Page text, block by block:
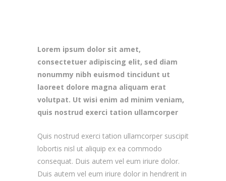
Lorem ipsum dolor sit amet,
consectetuer adipiscing elit, sed diam
nonummy nibh euismod tincidunt ut
laoreet dolore magna aliquam erat
volutpat. Ut wisi enim ad minim veniam,
quis nostrud exerci tation ullamcorper
Quis nostrud exerci tation ullamcorper suscipit
lobortis nisl ut aliquip ex ea commodo
consequat. Duis autem vel eum iriure dolor.
Duis autem vel eum iriure dolor in hendrerit in